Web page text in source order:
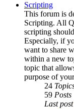
Scripting
This forum is
Scripting. All
scripting
Especially, if
want to share
within a new
topic that
purpose of
24
59 Posts
Last post